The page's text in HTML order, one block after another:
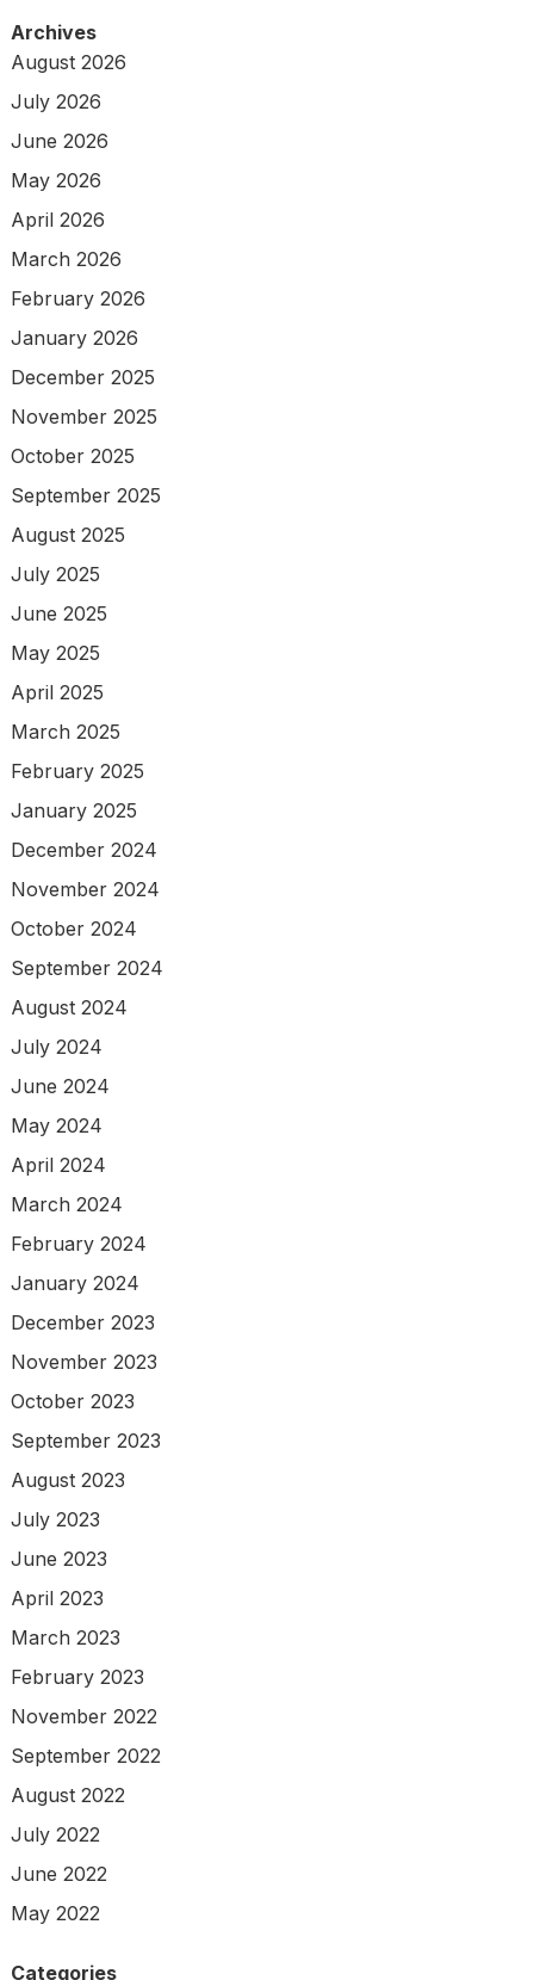
Archives
August 2026
July 2026
June 2026
May 2026
April 2026
March 2026
February 2026
January 2026
December 2025
November 2025
October 2025
September 2025
August 2025
July 2025
June 2025
May 2025
April 2025
March 2025
February 2025
January 2025
December 2024
November 2024
October 2024
September 2024
August 2024
July 2024
June 2024
May 2024
April 2024
March 2024
February 2024
January 2024
December 2023
November 2023
October 2023
September 2023
August 2023
July 2023
June 2023
April 2023
March 2023
February 2023
November 2022
September 2022
August 2022
July 2022
June 2022
May 2022
Categories